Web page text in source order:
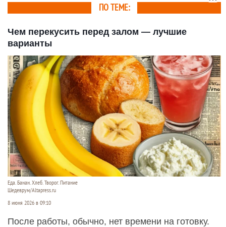
ПО ТЕМЕ:
Чем перекусить перед залом — лучшие
варианты
Еда. Банан. Хлеб. Творог. Питание
Шедеврум/Altapress.ru
8 июня 2026 в 09:10
После работы, обычно, нет времени на готовку.